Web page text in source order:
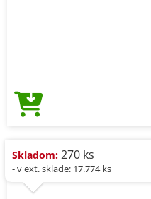
Skladom: 270 ks
- v ext. sklade: 17.774 ks